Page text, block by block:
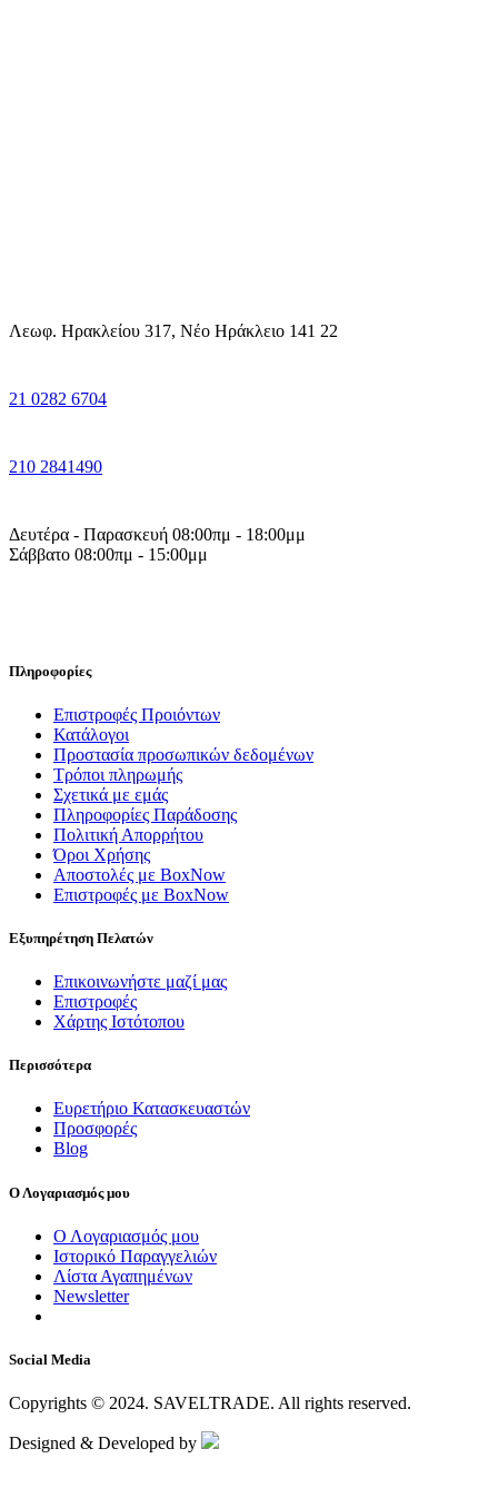
Λεωφ. Ηρακλείου 317, Νέο Ηράκλειο 141 22
21 0282 6704
210 2841490
Δευτέρα - Παρασκευή 08:00πμ - 18:00μμ
Σάββατο 08:00πμ - 15:00μμ
Πληροφορίες
Επιστροφές Προιόντων
Κατάλογοι
Προστασία προσωπικών δεδομένων
Τρόποι πληρωμής
Σχετικά με εμάς
Πληροφορίες Παράδοσης
Πολιτική Απορρήτου
Όροι Χρήσης
Αποστολές με BoxNow
Επιστροφές με BoxNow
Εξυπηρέτηση Πελατών
Επικοινωνήστε μαζί μας
Επιστροφές
Χάρτης Ιστότοπου
Περισσότερα
Ευρετήριο Κατασκευαστών
Προσφορές
Blog
Ο Λογαριασμός μου
Ο Λογαριασμός μου
Ιστορικό Παραγγελιών
Λίστα Αγαπημένων
Newsletter
Social Media
Copyrights © 2024. SAVELTRADE. All rights reserved.
Designed & Developed by